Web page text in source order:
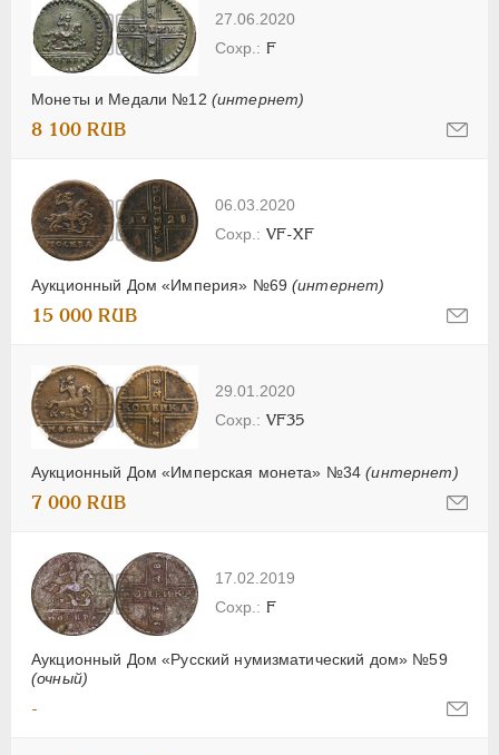
27.06.2020
Монеты и Медали №12 (интернет)
F
8 100 RUB
06.03.2020
Аукционный Дом «Империя» №69(интернет)
VF-XF
15 000 RUB
29.01.2020
Аукционный Дом «Имперская монета» №34(интернет)
VF35
7 000 RUB
17.02.2019
Аукционный Дом «Русский нумизматический дом» №59
(очный)
F
-